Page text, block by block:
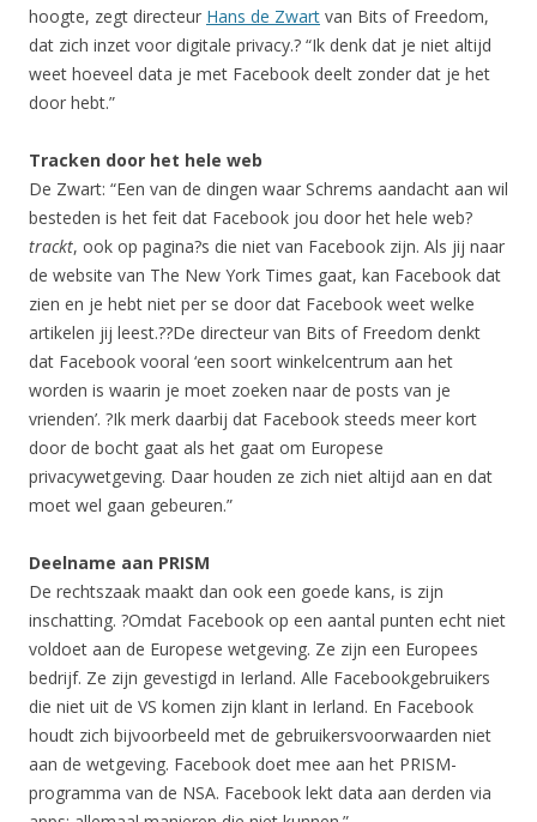
hoogte, zegt directeur Hans de Zwart van Bits of Freedom,
dat zich inzet voor digitale privacy.? “Ik denk dat je niet altijd
weet hoeveel data je met Facebook deelt zonder dat je het
door hebt.”
Tracken door het hele web
De Zwart: “Een van de dingen waar Schrems aandacht aan wil
besteden is het feit dat Facebook jou door het hele web?
trackt, ook op pagina?s die niet van Facebook zijn. Als jij naar
de website van The New York Times gaat, kan Facebook dat
zien en je hebt niet per se door dat Facebook weet welke
artikelen jij leest.??De directeur van Bits of Freedom denkt
dat Facebook vooral ‘een soort winkelcentrum aan het
worden is waarin je moet zoeken naar de posts van je
vrienden’. ?Ik merk daarbij dat Facebook steeds meer kort
door de bocht gaat als het gaat om Europese
privacywetgeving. Daar houden ze zich niet altijd aan en dat
moet wel gaan gebeuren.”
Deelname aan PRISM
De rechtszaak maakt dan ook een goede kans, is zijn
inschatting. ?Omdat Facebook op een aantal punten echt niet
voldoet aan de Europese wetgeving. Ze zijn een Europees
bedrijf. Ze zijn gevestigd in Ierland. Alle Facebookgebruikers
die niet uit de VS komen zijn klant in Ierland. En Facebook
houdt zich bijvoorbeeld met de gebruikersvoorwaarden niet
aan de wetgeving. Facebook doet mee aan het PRISM-
programma van de NSA. Facebook lekt data aan derden via